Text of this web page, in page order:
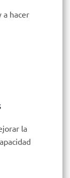
a hacer
la